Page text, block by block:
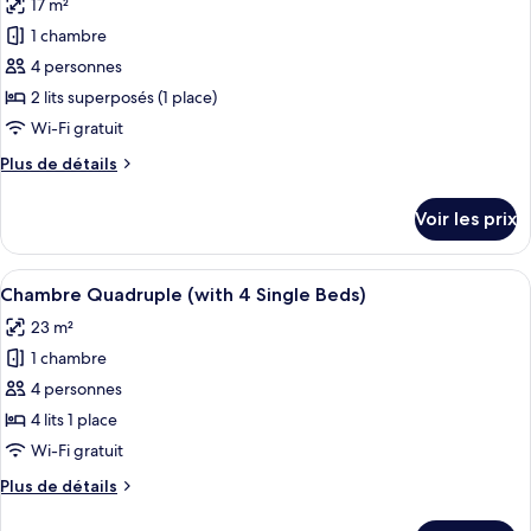
Chambre
Quadruple
Tradition
(Japanese
Style)
les
photos
pour
ce
type
chambre :
(with
Bunk
Bed)
17 m²
1 chambre
4 personnes
2 lits superposés (1 place)
Wi-Fi gratuit
Plus de détails
Plus
le
type
de
Chambre
Quadruple
(with
Bunk
Bed)
Voir les prix
Afficher
toutes
les
photos
pour
ce
type
chambre :
Une chambre d’hôtel avec deux lits,
5
Chambre Quadruple (with 4 Single Beds)
23 m²
1 chambre
4 personnes
4 lits 1 place
Wi-Fi gratuit
Plus de détails
Plus